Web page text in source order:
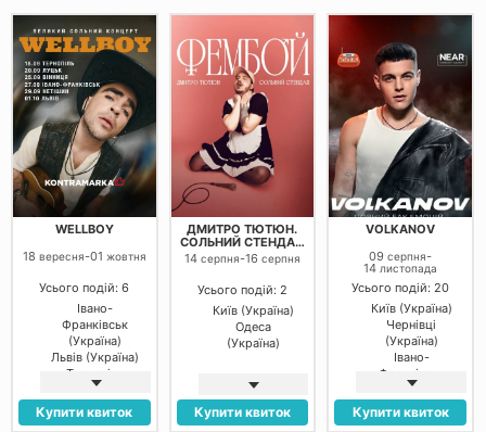
(Україна)
Полтава
(Україна)
Кропивницький
(Україна)
WELLBOY
18 вересня-01 жовтня
Усього подій: 6
Івано-
Франківськ
(Україна)
Львів (Україна)
Тернопіль
(Україна)
Нетішин
(Україна)
Купити квиток
ДМИТРО ТЮТЮН.
СОЛЬНИЙ СТЕНДАП
«ФЕМБОЙ»
14 серпня-16 серпня
Усього подій: 2
Київ (Україна)
Одеса
(Україна)
Купити квиток
VOLKANOV
09серпня-
14листопада
Усього подій: 20
Київ (Україна)
Чернівці
(Україна)
Івано-
Франківськ
(Україна)
Львів (Україна)
Тернопіль
Купити квиток